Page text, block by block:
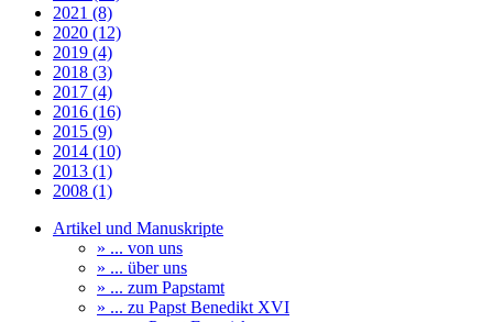
2021 (8)
2020 (12)
2019 (4)
2018 (3)
2017 (4)
2016 (16)
2015 (9)
2014 (10)
2013 (1)
2008 (1)
Artikel und Manuskripte
» ... von uns
» ... über uns
» ... zum Papstamt
» ... zu Papst Benedikt XVI